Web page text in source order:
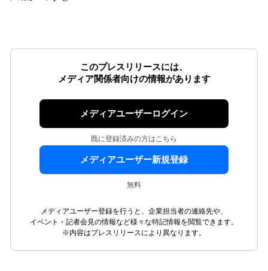
このプレスリリースには、
メディア関係者向けの情報があります
メディアユーザーログイン
既に登録済みの方はこちら
メディアユーザー新規登録
無料
メディアユーザー登録を行うと、企業担当者の連絡先や、
イベント・記者会見の情報など様々な特記情報を閲覧できます。
※内容はプレスリリースにより異なります。